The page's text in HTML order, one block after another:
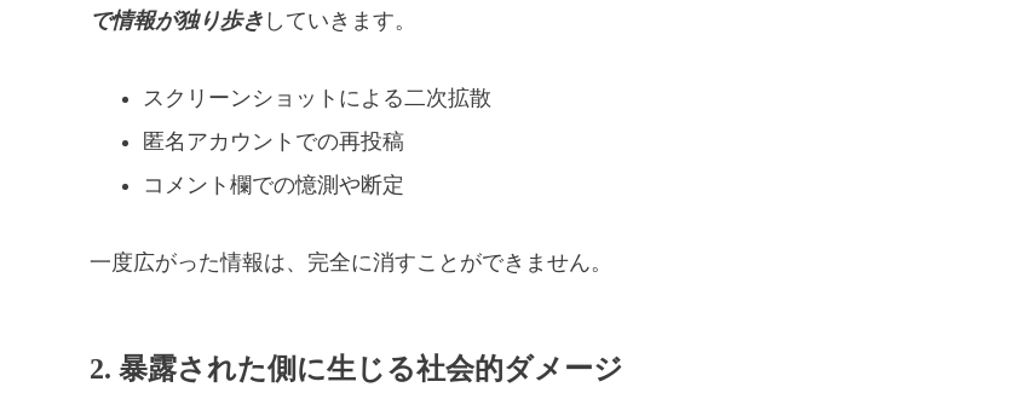
で情報が独り歩き していきます。
スクリーンショットによる二次拡散
匿名アカウントでの再投稿
コメント欄での憶測や断定
一度広がった情報は、完全に消すことができません。
2. 暴露された側に生じる社会的ダメージ